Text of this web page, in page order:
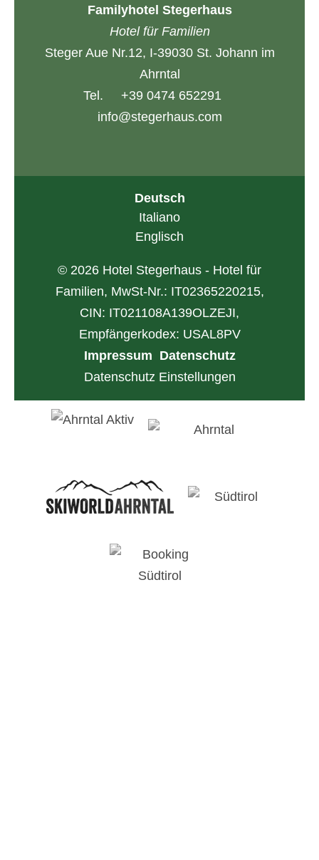
Familyhotel Stegerhaus
Hotel für Familien
Steger Aue Nr.12, I-39030 St. Johann im
Ahrntal
Tel.
+39 0474 652291
info@stegerhaus.com
Deutsch
Italiano
Englisch
© 2026 Hotel Stegerhaus - Hotel für
Familien, MwSt-Nr.: IT02365220215,
CIN: IT021108A139OLZEJI,
Empfängerkodex: USAL8PV
Impressum Datenschutz
Datenschutz Einstellungen